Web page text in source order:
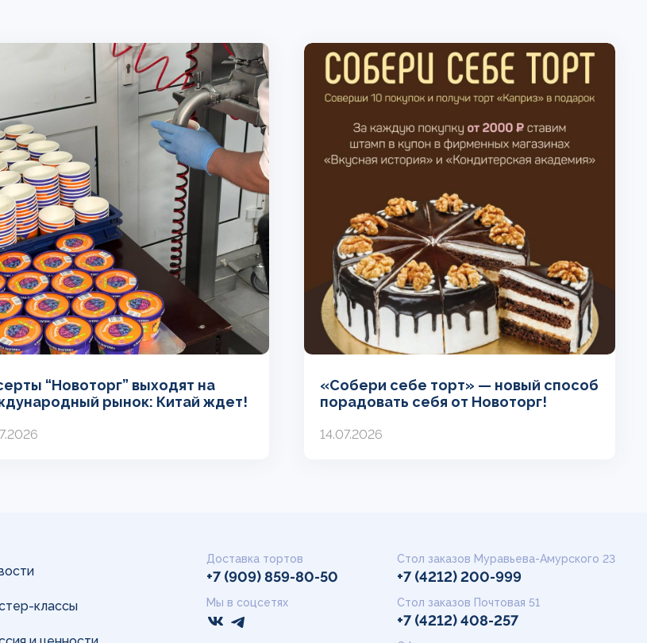
“Новоторг” выходят на
рынок: Китай ждет!
«Собери себе торт» — новый способ
порадовать себя от Новоторг!
14.07.2026
классы
Доставка тортов
+7 (909) 859-80-50
Мы в соцсетях
Стол заказов Муравьева-Амурского 23
+7 (4212) 200-999
Стол заказов Почтовая 51
+7 (4212) 408-257